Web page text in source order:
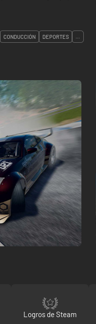
CONDUCCIÓN DEPORTES ...
Logros de Steam